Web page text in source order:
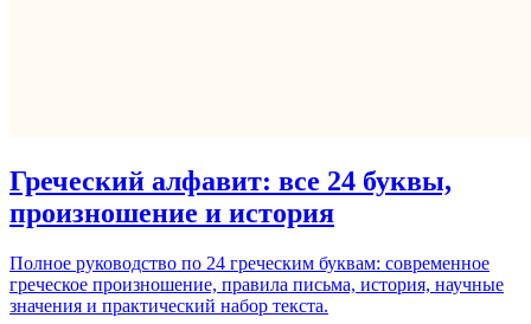
Греческий алфавит: все 24 буквы,
произношение и история
Полное руководство по 24 греческим буквам: современное
греческое произношение, правила письма, история, научные
значения и практический набор текста.